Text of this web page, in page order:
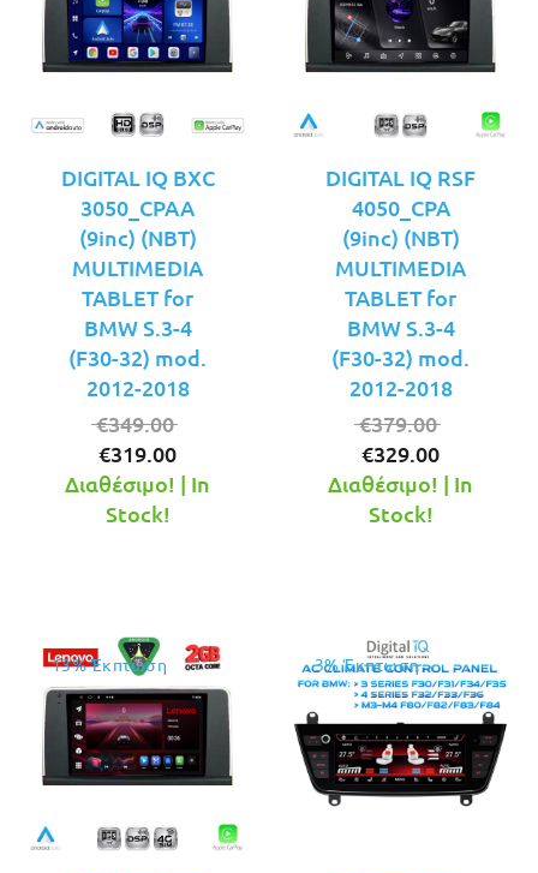
DIGITAL IQ BXC
3050_CPAA
(9inc) (NBT)
MULTIMEDIA
TABLET for
BMW S.3-4
(F30-32) mod.
2012-2018
€349.00
was:
€319.00
τρέχουσα
Διαθέσιμο! | In
Stock!
DIGITAL IQ RSF
4050_CPA
(9inc) (NBT)
MULTIMEDIA
TABLET for
BMW S.3-4
(F30-32) mod.
2012-2018
€379.00
was:
€329.00
τρέχουσα
Διαθέσιμο! | In
Stock!
13% Έκπτωση 3% Έκπτωση